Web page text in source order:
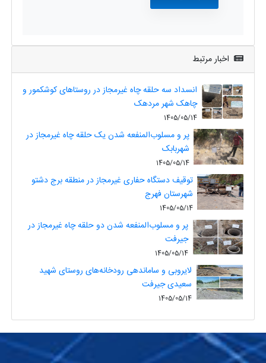
اخبار مرتبط
انسداد سه حلقه چاه غیرمجاز در روستاهای کوشکمور و
چاهک شهر مردهک
1405/05/14
پر و مسلوب‌المنفعه شدن یک حلقه چاه غیرمجاز در
شهربابک
1405/05/14
توقیف دستگاه حفاری غیرمجاز در منطقه برج دشتو
شهرستان فهرج
1405/05/14
پر و مسلوب‌المنفعه شدن دو حلقه چاه غیرمجاز در
جیرفت
1405/05/14
لایروبی و ساماندهی رودخانه‌های روستای شهید
سعیدی جیرفت
1405/05/14